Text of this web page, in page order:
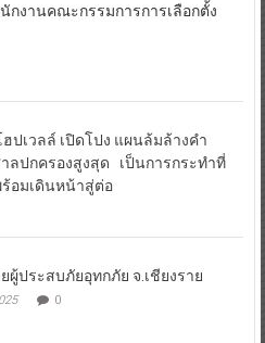
กงานคณะกรรมการการเลือกตั้ง
ปเวลล์ เปิดโปง แผนล้มล้างคำ
ลปกครองสูงสุด เป็นการกระทำที่
ร้อมเดินหน้าสู่ต่อ
ผู้ประสบภัยอุทกภัย จ.เชียงราย
0